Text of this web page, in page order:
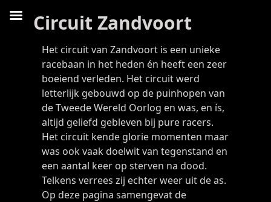
Circuit Zandvoort
Het circuit van Zandvoort is een unieke
racebaan in het heden én heeft een zeer
boeiend verleden. Het circuit werd
letterlijk gebouwd op de puinhopen van
de Tweede Wereld Oorlog en was, en ís,
altijd geliefd gebleven bij pure racers.
Het circuit kende glorie momenten maar
was ook vaak doelwit van tegenstand en
een aantal keer op sterven na dood.
Telkens verrees zij echter weer uit de as.
Op deze pagina samengevat de